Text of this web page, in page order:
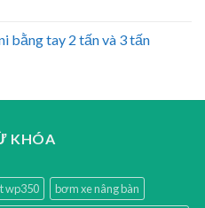
bằng tay 2 tấn và 3 tấn
KHÓA
wp350
bơm xe nâng bàn